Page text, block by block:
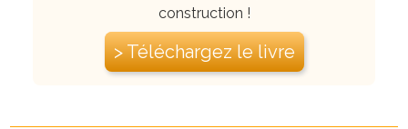
construction !
> Téléchargez le livre